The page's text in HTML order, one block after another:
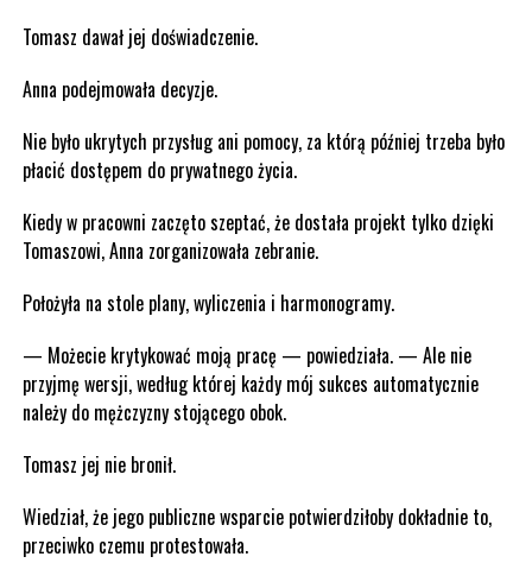
Tomasz dawał jej doświadczenie.
Anna podejmowała decyzje.
Nie było ukrytych przysług ani pomocy, za którą później trzeba było
płacić dostępem do prywatnego życia.
Kiedy w pracowni zaczęto szeptać, że dostała projekt tylko dzięki
Tomaszowi, Anna zorganizowała zebranie.
Położyła na stole plany, wyliczenia i harmonogramy.
— Możecie krytykować moją pracę — powiedziała. — Ale nie
przyjmę wersji, według której każdy mój sukces automatycznie
należy do mężczyzny stojącego obok.
Tomasz jej nie bronił.
Wiedział, że jego publiczne wsparcie potwierdziłoby dokładnie to,
przeciwko czemu protestowała.